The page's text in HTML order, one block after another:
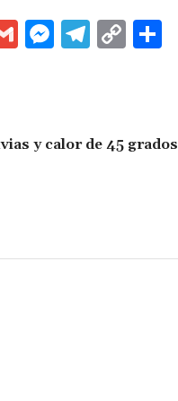
G
M
ge
Te
m
C
Li ar
y calor de 45 grados